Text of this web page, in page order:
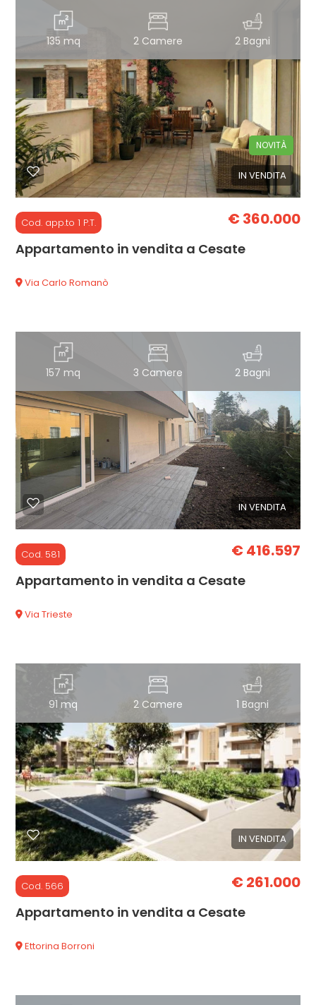
135 mq 2 Camere 2 Bagni
IN VENDITA
NOVITÀ
Cod. app.to 1 P.T. € 360.000
Appartamento in vendita a Cesate
Via Carlo Romanò
157 mq 3 Camere 2 Bagni
IN VENDITA
Cod. 581 € 416.597
Appartamento in vendita a Cesate
Via Trieste
91 mq 2 Camere 1 Bagni
IN VENDITA
Cod. 566 € 261.000
Appartamento in vendita a Cesate
Ettorina Borroni
Giardino
Posto auto/Box
Balcone/Terrazzo
Ascensore
Arredato
Nuova costruzione